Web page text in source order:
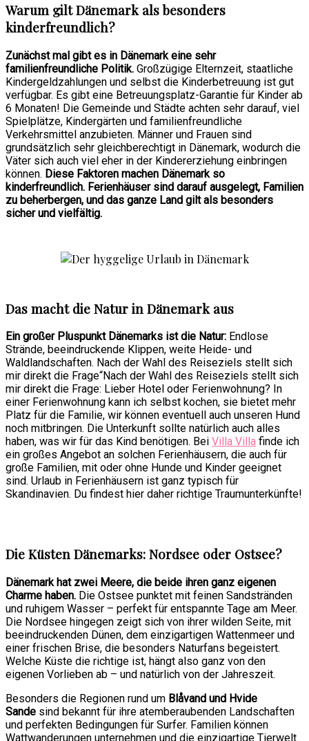
Warum gilt Dänemark als besonders
kinderfreundlich?
Zunächst mal gibt es in Dänemark eine sehr
familienfreundliche Politik. Großzügige Elternzeit, staatliche
Kindergeldzahlungen und selbst die Kinderbetreuung ist gut
verfügbar. Es gibt eine Betreuungsplatz-Garantie für Kinder ab
6 Monaten! Die Gemeinde und Städte achten sehr darauf, viel
Spielplätze, Kindergärten und familienfreundliche
Verkehrsmittel anzubieten. Männer und Frauen sind
grundsätzlich sehr gleichberechtigt in Dänemark, wodurch die
Väter sich auch viel eher in der Kindererziehung einbringen
können. Diese Faktoren machen Dänemark so
kinderfreundlich. Ferienhäuser sind darauf ausgelegt, Familien
zu beherbergen, und das ganze Land gilt als besonders
sicher und vielfältig.
Das macht die Natur in Dänemark aus
Ein großer Pluspunkt Dänemarks ist die Natur: Endlose
Strände, beeindruckende Klippen, weite Heide- und
Waldlandschaften. Nach der Wahl des Reiseziels stellt sich
mir direkt die Frage“Nach der Wahl des Reiseziels stellt sich
mir direkt die Frage: Lieber Hotel oder Ferienwohnung? In
einer Ferienwohnung kann ich selbst kochen, sie bietet mehr
Platz für die Familie, wir können eventuell auch unseren Hund
noch mitbringen. Die Unterkunft sollte natürlich auch alles
haben, was wir für das Kind benötigen. Bei Villa Villa finde ich
ein großes Angebot an solchen Ferienhäusern, die auch für
große Familien, mit oder ohne Hunde und Kinder geeignet
sind. Urlaub in Ferienhäusern ist ganz typisch für
Skandinavien. Du findest hier daher richtige Traumunterkünfte!
Die Küsten Dänemarks: Nordsee oder Ostsee?
Dänemark hat zwei Meere, die beide ihren ganz eigenen
Charme haben. Die Ostsee punktet mit feinen Sandstränden
und ruhigem Wasser – perfekt für entspannte Tage am Meer.
Die Nordsee hingegen zeigt sich von ihrer wilden Seite, mit
beeindruckenden Dünen, dem einzigartigen Wattenmeer und
einer frischen Brise, die besonders Naturfans begeistert.
Welche Küste die richtige ist, hängt also ganz von den
eigenen Vorlieben ab – und natürlich von der Jahreszeit.
Besonders die Regionen rund um Blåvand und Hvide
Sande sind bekannt für ihre atemberaubenden Landschaften
und perfekten Bedingungen für Surfer. Familien können
Wattwanderungen unternehmen und die einzigartige Tierwelt